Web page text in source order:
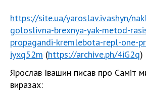
https://site.ua/yaroslav.ivashyn/
goloslivna-brexnya-yak-metod-
propagandi-kremlebota-repl-one-
iyxq52m (https://archive.ph/4iG2q)
Ярослав Івашин писав про Саміт
виразах: